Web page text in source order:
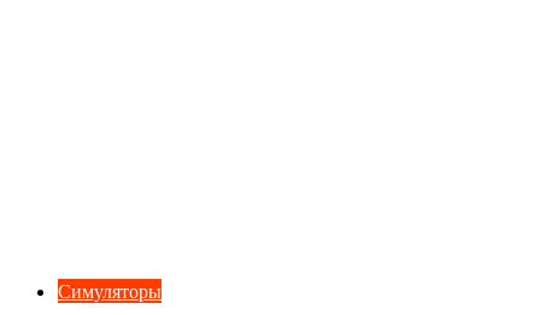
Симуляторы